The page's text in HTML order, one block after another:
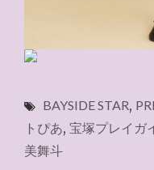
BAYSIDE STAR,
トぴあ, 宝塚プレイガ
美舞斗